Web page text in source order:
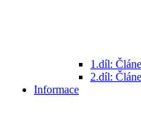
1.díl:
2.díl:
Informace